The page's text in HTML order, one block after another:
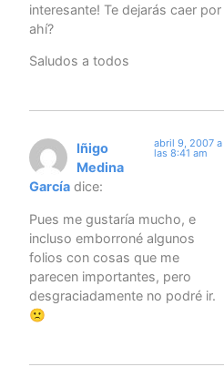
interesante! Te dejarás caer por
ahí?
Saludos a todos
Iñigo
Medina
García dice:
abril 9, 2007 a
las 8:41 am
Pues me gustaría mucho, e
incluso emborroné algunos
folios con cosas que me
parecen importantes, pero
desgraciadamente no podré ir.
🙁